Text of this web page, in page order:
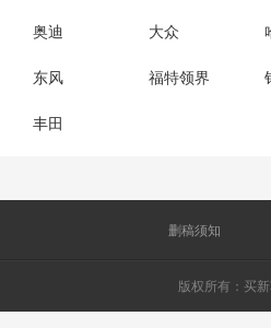
奥迪 大众
东风 福特领界
丰田
删稿须知
版权所有： 买